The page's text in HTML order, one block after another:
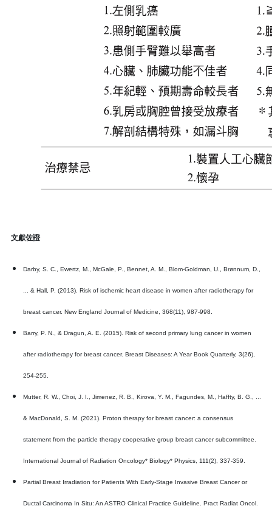
文獻佐證
Darby, S. C., Ewertz, M., McGale, P., Bennet, A. M., Blom-Goldman, U., Brønnum, D.,
... & Hall, P. (2013). Risk of ischemic heart disease in women after radiotherapy for
breast cancer. New England Journal of Medicine, 368(11), 987-998.
Barry, P. N., & Dragun, A. E. (2015). Risk of second primary lung cancer in women
after radiotherapy for breast cancer. Breast Diseases: A Year Book Quarterly, 3(26),
254-255.
Mutter, R. W., Choi, J. I., Jimenez, R. B., Kirova, Y. M., Fagundes, M., Haffty, B. G., ...
& MacDonald, S. M. (2021). Proton therapy for breast cancer: a consensus
statement from the particle therapy cooperative group breast cancer subcommittee.
International Journal of Radiation Oncology* Biology* Physics, 111(2), 337-359.
Partial Breast Irradiation for Patients With Early-Stage Invasive Breast Cancer or
Ductal Carcinoma In Situ: An ASTRO Clinical Practice Guideline. Pract Radiat Oncol.